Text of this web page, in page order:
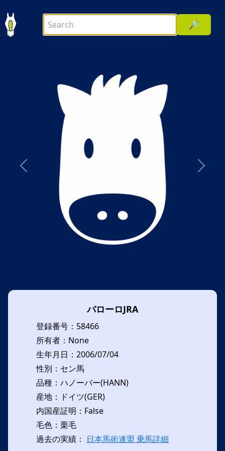
🔎
前へ 次へ
バローロJRA
登録番号：58466
所有者：None
生年月日：2006/07/04
性別：セン馬
品種：ハノーバー(HANN)
産地：ドイツ(GER)
内国産証明：False
毛色：栗毛
過去の実績： 日本馬術連盟 乗馬詳細